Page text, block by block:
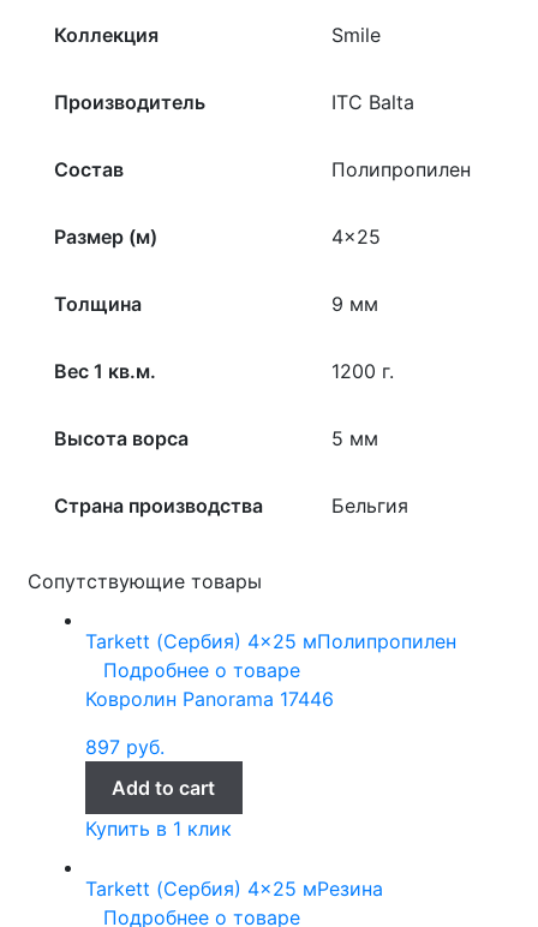
Коллекция Smile
Производитель ITC Balta
Состав Полипропилен
Размер (м) 4×25
Толщина 9 мм
Вес 1 кв.м. 1200 г.
Высота ворса 5 мм
Страна производства Бельгия
Сопутствующие товары
Tarkett (Сербия) 4x25 мПолипропилен
Подробнее о товаре
Ковролин Panorama 17446
897 руб.
Add to cart
Купить в 1 клик
Tarkett (Сербия) 4x25 мРезина
Подробнее о товаре